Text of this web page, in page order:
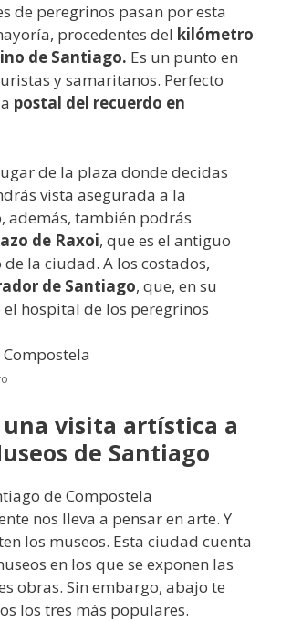
de peregrinos pasan por esta
procedentes del kilómetro
de Santiago. Es un punto en
y samaritanos. Perfecto
postal del recuerdo en
de la plaza donde decidas
vista asegurada a la
además, también podrás
de Raxoi, que es el antiguo
la ciudad. A los costados,
de Santiago, que, en su
hospital de los peregrinos
una visita artística a
de Santiago
de Compostela
nos lleva a pensar en arte. Y
los museos. Esta ciudad cuenta
en los que se exponen las
obras. Sin embargo, abajo te
los tres más populares.